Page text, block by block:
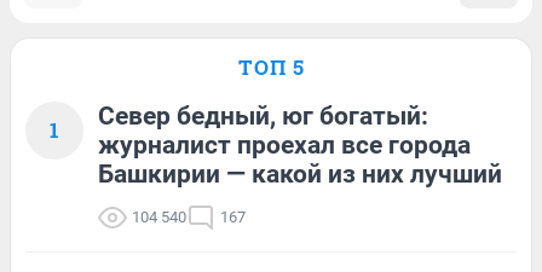
ТОП 5
1
Север бедный, юг богатый:
журналист проехал все города
Башкирии — какой из них лучший
104 540 167